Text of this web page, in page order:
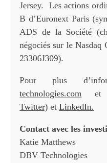
Jersey. Les actions
B d’Euronext Paris
ADS de la Société
négociés sur le
23306J309).
Pour plus
technologies.com et
Twitter) et LinkedIn.
Contact avec les
Katie Matthews
DBV Technologies